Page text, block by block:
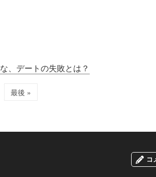
、デートの失敗とは？
最後 »
コ